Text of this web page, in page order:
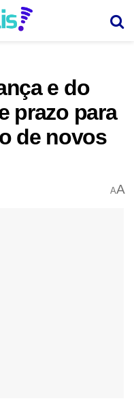
e do
prazo para
de novos
AA